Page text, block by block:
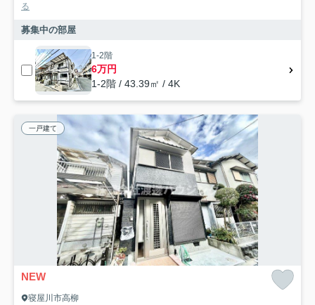
る
募集中の部屋
1-2階
6万円
1-2階 / 43.39㎡ / 4K
一戸建て
NEW
寝屋川市高柳